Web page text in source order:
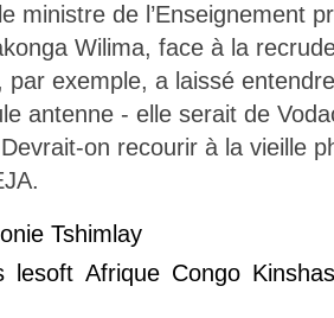
ministre de l’Enseignement
Wilima, face à la
par exemple, a laissé
antenne - elle serait de
on recourir à la vieille
Tshimlay
lesoft Afrique Congo